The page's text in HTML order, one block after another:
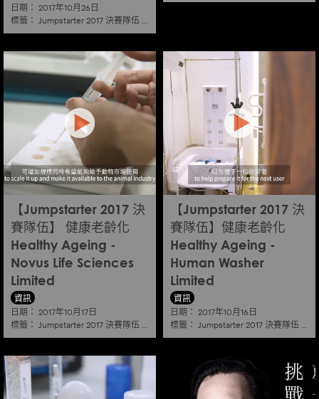
日期： 2017年10月26日
標籤： Jumpstarter 2017 決賽隊伍
【Jumpstarter 2017 決
賽隊伍】 健康老齡化
Healthy Ageing -
Novus Life Sciences
Limited
資訊
日期： 2017年10月17日
標籤： Jumpstarter 2017 決賽隊伍 健康老齡化 healthy ageing
【Jumpstarter 2017 決
賽隊伍】健康老齡化
Healthy Ageing -
Human Washer
Limited
資訊
日期： 2017年10月16日
標籤： Jumpstarter 2017 決賽隊伍